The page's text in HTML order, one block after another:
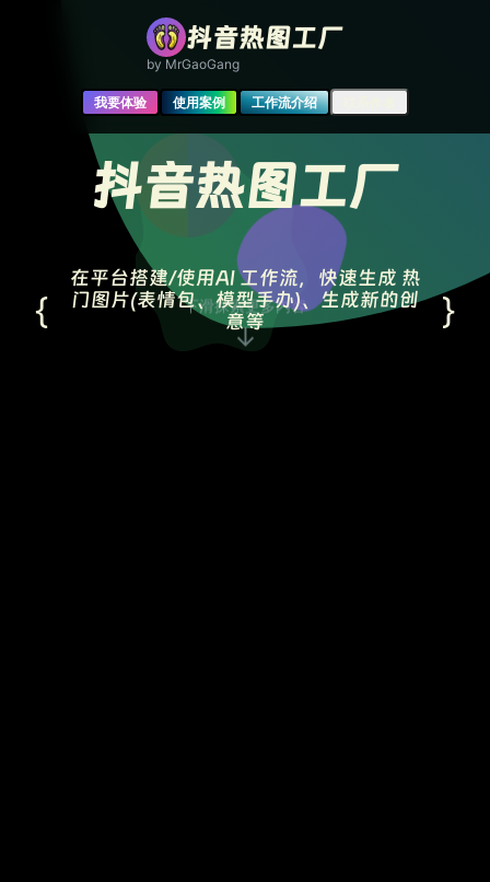
抖音热图工厂
by MrGaoGang
我要体验 使用案例 工作流介绍
抖音热图工厂
{
在平台搭建/使用AI 工作流，快速生成 热
门图片(表情包、模型手办)、生成新的创
意等
}
下滑探索更多内容
↓